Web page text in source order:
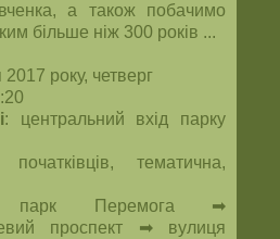
а також побачимо
більше ніж 300 років ...
року, четверг
: центральний вхід парку
тематична,
Перемога ➡
проспект ➡ вулиця